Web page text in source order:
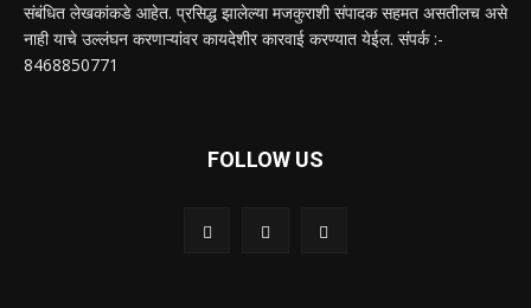
संबंधित लेखकांकडे आहेत. प्रसिद्ध झालेल्या मजकुराशी संपादक सहमत असतीलच असे
नाही याचे उल्लंघन करणाऱ्यांवर कायदेशीर कारवाई करण्यात येईल. संपर्क :-
8468850771
FOLLOW US